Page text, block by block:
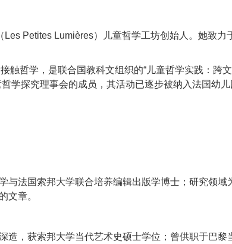
Les Petites Lumières）儿童哲学工坊创始人。她致力
触哲学，是联合国教科文组织的“儿童哲学实践：跨
学探究理事会的成员，其活动已逐步被纳入法国幼
与法国索邦大学联合培养编辑出版学博士；研究领域
文章。
造，获索邦大学当代艺术史硕士学位；曾供职于巴黎